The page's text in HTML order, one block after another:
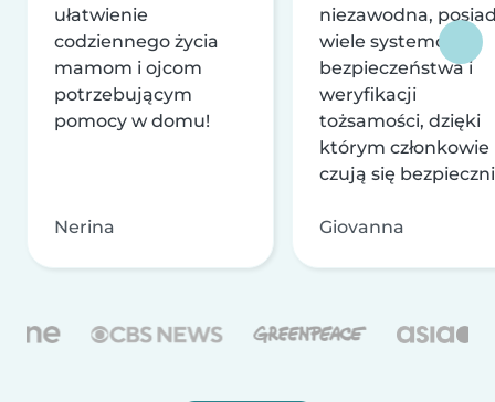
ułatwienie
codziennego życia
mamom i ojcom
potrzebującym
pomocy w domu!
Nerina
niezawodna,
wiele systemów
bezpieczeństwa i
weryfikacji
tożsamości, dzięki
którym członkowie
czują się
Giovanna